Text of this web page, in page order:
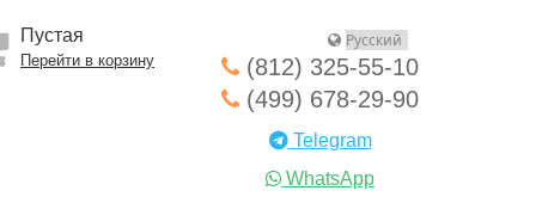
Пустая
Перейти в корзину
(812) 325-55-10
(499) 678-29-90
Telegram
WhatsApp